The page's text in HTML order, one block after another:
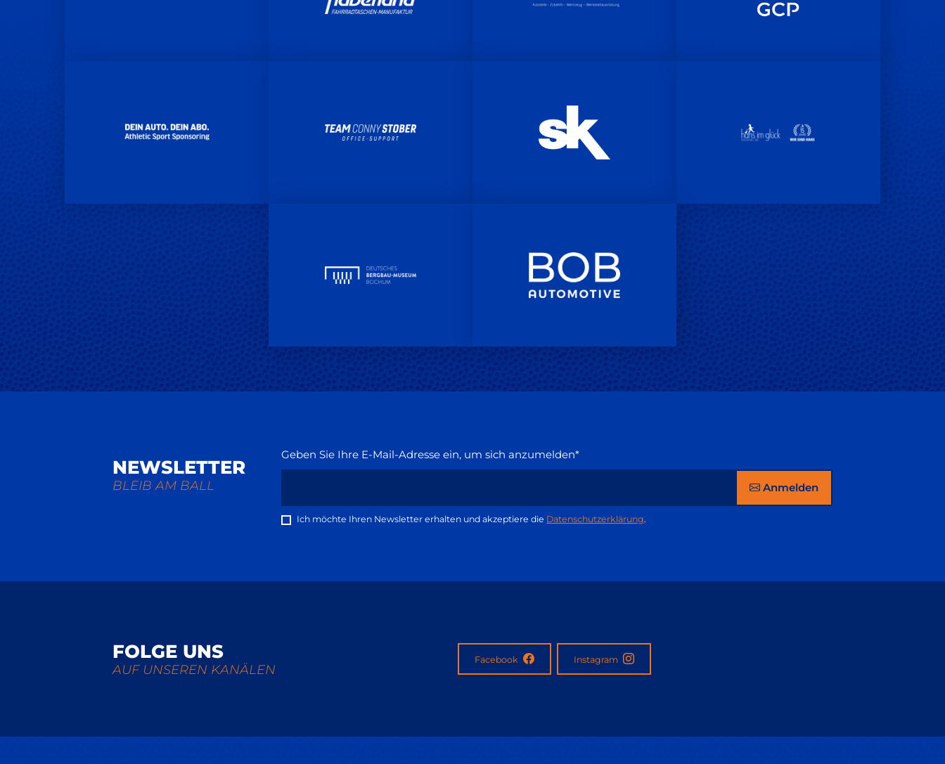
NEWSLETTER
BLEIB AM BALL
Geben Sie Ihre E-Mail-Adresse ein, um sich anzumelden*
Anmelden
Ich möchte Ihren Newsletter erhalten und akzeptiere die Datenschutzerklärung.
FOLGE UNS
AUF UNSEREN KANÄLEN
Facebook Instagram